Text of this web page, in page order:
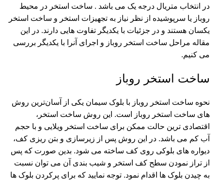
در انتخاب متریال درجه یک می باشد . ساخت استخر در محیط
روباز یا سرپوشیده از نظر نیاز به تجهیزات استخر و ساخت استخر
یکسان هستند و در جزئیات با یکدیگر تفاوت هایی دارند. در این
مقاله مراحل ساخت استخر روباز و اجرای آنرا با یکدیگر بررسی
می کنیم.
ساخت استخر روباز
نحوه ساخت استخر روباز با بلوک سیمان یکی از آسان‌ترین روش
های ساخت استخر روباز است. این روش ساخت استخر،
اقتصادی ترین حالت ممکن برای ساخت استخر ویلایی و با حجم
آب کم می باشد. در این روش پس از زیرسازی و بتن ریزی کف،
دیواره های بلوکی روی کف ساخته می شود. بدین صورت که پس
از تراز نمودن سطح کف استخر و شیب بندی آن می توان نسبت
به چیدن بلوک ها اقدام نمود. توجه نمایید که برای پرکردن بلوک ها